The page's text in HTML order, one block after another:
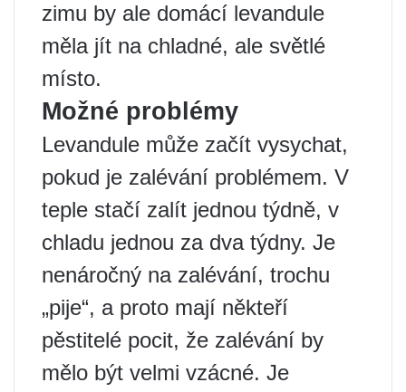
zimu by ale domácí levandule
měla jít na chladné, ale světlé
místo.
Možné problémy
Levandule může začít vysychat,
pokud je zalévání problémem. V
teple stačí zalít jednou týdně, v
chladu jednou za dva týdny. Je
nenáročný na zalévání, trochu
„pije“, a proto mají někteří
pěstitelé pocit, že zalévání by
mělo být velmi vzácné. Je